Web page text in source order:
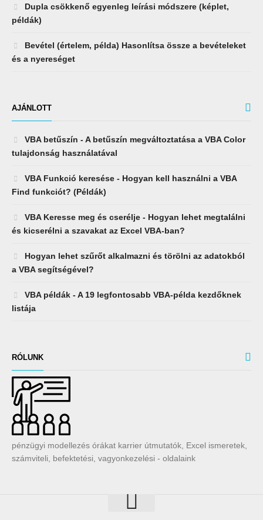
Dupla csökkenő egyenleg leírási módszere (képlet,
példák)
Bevétel (értelem, példa) Hasonlítsa össze a bevételeket
és a nyereséget
AJÁNLOTT
VBA betűszín - A betűszín megváltoztatása a VBA Color
tulajdonság használatával
VBA Funkció keresése - Hogyan kell használni a VBA
Find funkciót? (Példák)
VBA Keresse meg és cserélje - Hogyan lehet megtalálni
és kicserélni a szavakat az Excel VBA-ban?
Hogyan lehet szűrőt alkalmazni és törölni az adatokból
a VBA segítségével?
VBA példák - A 19 legfontosabb VBA-példa kezdőknek
listája
RÓLUNK
pénzügyi modellezés órákat karrier útmutatók, Excel ismeretek,
számviteli, befektetési, vagyonkezelési - oldalaink